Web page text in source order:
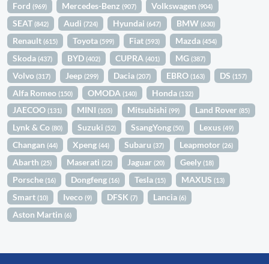
Ford(969) Mercedes-Benz(907) Volkswagen(904)
SEAT(842) Audi(724) Hyundai(647) BMW (630)
Renault(615) Toyota(599) Fiat(593) Mazda (454)
Skoda(437) BYD(402) CUPRA(401) MG (387)
Volvo(317) Jeep(299) Dacia(207) EBRO (163) DS (157)
Alfa Romeo(150) OMODA(140) Honda(132)
JAECOO(131) MINI(105) Mitsubishi(99) Land Rover (85)
Lynk & Co(80) Suzuki(52) SsangYong(50) Lexus (49)
Changan(44) Xpeng(44) Subaru(37) Leapmotor (26)
Abarth(25) Maserati(22) Jaguar(20) Geely (18)
Porsche(16) Dongfeng(16) Tesla(15) MAXUS (13)
Smart(10) Iveco(9) DFSK(7) Lancia (6)
Aston Martin(6)